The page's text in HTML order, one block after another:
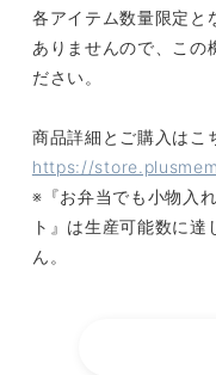
各アイテム数量限定と
ありませんので、この
ださい。
商品詳細とご購入はこ
https://
※『お弁当でも小物入
ト』は生産可能数に
ん。